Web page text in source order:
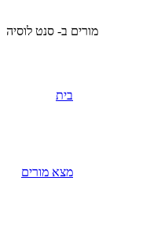
מורים ב- סנט לוסיה
בית
מצא מורים